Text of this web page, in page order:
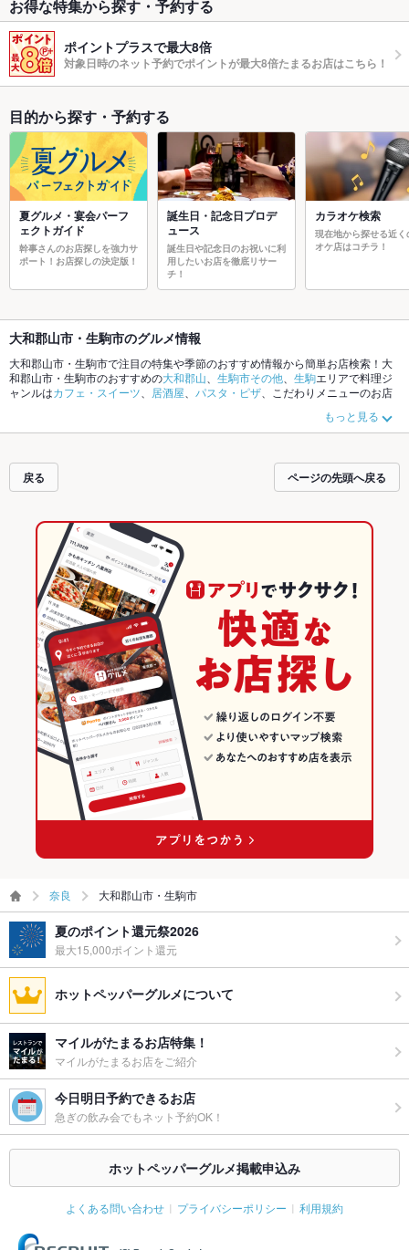
お得な特集から探す・予約する
ポイントプラスで最大8倍
対象日時のネット予約でポイントが最大8倍たまるお店はこちら！
目的から探す・予約する
夏グルメ・宴会パーフ
ェクトガイド
幹事さんのお店探しを強力サ
ポート！お店探しの決定版！
誕生日・記念日プロデ
ュース
誕生日や記念日のお祝いに利
用したいお店を徹底リサー
チ！
カラオケ検索
現在地から探せる近く
オケ店はコチラ！
大和郡山市・生駒市のグルメ情報
大和郡山市・生駒市で注目の特集や季節のおすすめ情報から簡単お店検索！大
和郡山市・生駒市のおすすめの大和郡山 生駒市その他 生駒エリアで料理ジ
ャンルはカフェ・スイーツ 居酒屋 パスタ・ピザ 、こだわりメニューのお店
ん、とっておきのメニューや季節のおすすめ料理など、お店の最新情報をご紹
介しているので安心！24時間使える簡単便利なネット予約が使えるお店も拡大
お得に便利にホットペッパーグルメをご利用ください。
もっと見る
戻る ページの先頭へ戻る
奈良 大和郡山市・生駒市
夏のポイント還元祭2026
最大15,000ポイント還元
ホットペッパーグルメについて
マイルがたまるお店特集！
マイルがたまるお店をご紹介
今日明日予約できるお店
急ぎの飲み会でもネット予約OK！
ホットペッパーグルメ掲載申込み
よくある問い合わせ プライバシーポリシー 利用規約